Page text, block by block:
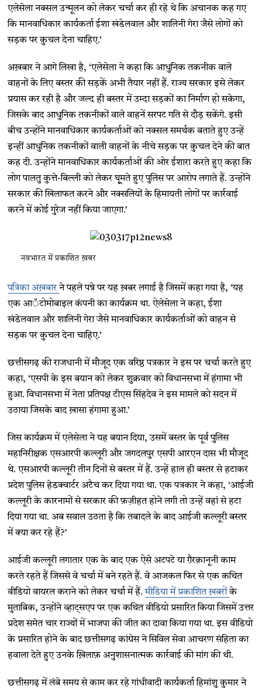
एलेसेला नक्सल उन्मूलन को लेकर चर्चा कर ही रहे थे कि अचानक कह गए
कि मानवाधिकार कार्यकर्ता ईशा खंडेलवाल और शालिनी गेरा जैसे लोगों को
सड़क पर कुचल देना चाहिए.’
अख़बार ने आगे लिखा है, ‘एलेसेला ने कहा कि आधुनिक तकनीक वाले
वाहनों के लिए बस्तर की सड़कें अभी तैयार नहीं हैं. राज्य सरकार इसे लेकर
प्रयास कर रही है और जल्द ही बस्तर में उम्दा सड़कों का निर्माण हो सकेगा,
जिसके बाद आधुनिक तकनीकों वाले वाहनें सरपट गति से दौड़ सकेंगे. इसी
बीच उन्होंने मानवाधिकार कार्यकर्ताओं को नक्सल समर्थक बताते हुए उन्हें
इन्हीं आधुनिक तकनीकों वाली वाहनों के नीचे सड़क पर कुचल देने की बात
कह दी. उन्होंने मानवाधिकार कार्यकर्ताओं की ओर ईशारा करते हुए कहा कि
लोग पालतु कुत्ते-बिल्ली को लेकर घूूमते हुए पुलिस पर आरोप लगाते हैं. उन्होंने
सरकार की खिलाफत करने और नक्सलियों के हिमायती लोगों पर कार्रवाई
करने में कोई गुरेज नहीं किया जाएगा.’
नवभारत में प्रकाशित ख़बर
पत्रिका अख़बारने पहले पन्ने पर यह ख़बर लगाई है जिसमें कहा गया है, ‘यह
एक आॅटोमोबाइल कंपनी का कार्यक्रम था. ऐलेसेला ने कहा, ईशा
खंडेलवाल और शालिनी गेरा जैसे मानवाधिकार कार्यकर्ताओं को वाहन से
सड़क पर कुचल देना चाहिए.’
छत्तीसगढ़ की राजधानी में मौजूद एक वरिष्ठ पत्रकार ने इस पर चर्चा करते हुए
कहा, ‘एसपी के इस बयान को लेकर शुक्रवार को विधानसभा में हंगामा भी
हुआ. विधानसभा में नेता प्रतिपक्ष टीएस सिंहदेव ने इस मामले को सदन में
उठाया जिसके बाद ख़ासा हंगामा हुआ.’
जिस कार्यक्रम में एलेसेला ने यह बयान दिया, उसमें बस्तर के पूर्व पुलिस
महानिरीक्षक एसआरपी कल्लूरी और जगदलपुर एसपी आरएन दास भी मौजूद
थे. एसआरपी कल्लूरी तीन दिनों से बस्तर में हैं. उन्हें हाल ही बस्तर से हटाकर
प्रदेश पुलिस हेडक्वार्टर अटैच कर दिया गया था. एक पत्रकार ने कहा, ‘आईजी
कल्लूरी के कारनामों से सरकार की फ़ज़ीहत होने लगी तो उन्हें वहां से हटा
दिया गया था. अब सवाल उठता है कि तबादले के बाद आईजी कल्लूरी बस्तर
में क्या कर रहे हैं?’
आईजी कल्लूरी लगातार एक के बाद एक ऐसे अटपटे या ग़ैरक़ानूनी काम
करते रहते हैं जिससे वे चर्चा में बने रहते हैं. वे आजकल फिर से एक कथित
वीडियो वायरल कराने को लेकर चर्चा में हैं.मीडिया में प्रकाशित ख़बरोंके
मुताबिक, उन्होंने व्हाट्सएप पर एक कथित वीडियो प्रसारित किया जिसमें उत्तर
प्रदेश समेत चार राज्यों में भाजपा की जीत का दावा किया गया था. इस वीडियो
के प्रसारित होने के बाद छत्तीसगढ़ कांग्रेस ने सिविल सेवा आचरण संहिता का
हवाला देते हुए उनके ख़िलाफ़ अनुशासनात्मक कार्रवाई की मांग की थी.
छत्तीसगढ़ में लंबे समय से काम कर रहे गांधीवादी कार्यकर्ता हिमांशु कुमार ने